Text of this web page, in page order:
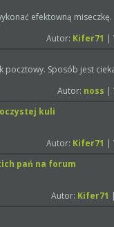
efektowną miseczkę.
Autor: Kifer71 |
pocztowy. Sposób jest
Autor: noss |
kuli
Autor: Kifer71 |
pań na forum
Autor: Kifer71